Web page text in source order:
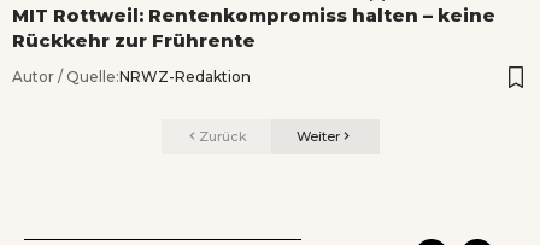
MIT Rottweil: Rentenkompromiss halten – keine
Rückkehr zur Frührente
Autor / Quelle:NRWZ-Redaktion
Zurück Weiter